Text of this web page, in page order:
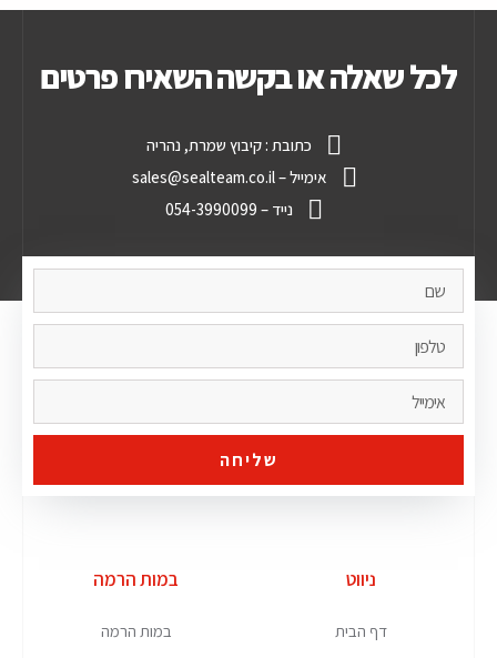
לכל שאלה או בקשה השאירו פרטים
כתובת : קיבוץ שמרת, נהריה
אימייל – sales@sealteam.co.il
נייד – 054-3990099
שליחה
ניווט
דף הבית
במות הרמה
במות הרמה